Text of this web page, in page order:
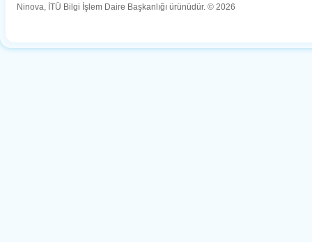
Ninova, İTÜ Bilgi İşlem Daire Başkanlığı ürünüdür. © 2026